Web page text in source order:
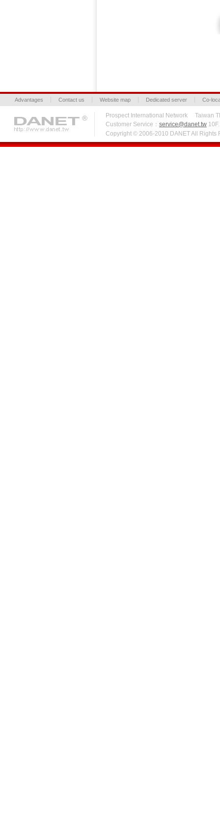
Advantages Contact us Website map Dedicated server Co-
Prospect International Network Taiwan
Customer Service： service@danet.tw
Copyright © 2006-2010 DANET All